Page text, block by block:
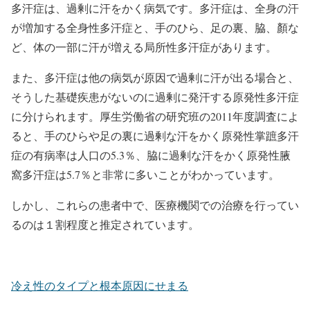
多汗症は、過剰に汗をかく病気です。多汗症は、全身の汗
が増加する全身性多汗症と、手のひら、足の裏、脇、顏な
ど、体の一部に汗が増える局所性多汗症があります。
また、多汗症は他の病気が原因で過剰に汗が出る場合と、
そうした基礎疾患がないのに過剰に発汗する原発性多汗症
に分けられます。厚生労働省の研究班の2011年度調査によ
ると、手のひらや足の裏に過剰な汗をかく原発性掌蹠多汗
症の有病率は人口の5.3％、脇に過剰な汗をかく原発性腋
窩多汗症は5.7％と非常に多いことがわかっています。
しかし、これらの患者中で、医療機関での治療を行ってい
るのは１割程度と推定されています。
冷え性のタイプと根本原因にせまる